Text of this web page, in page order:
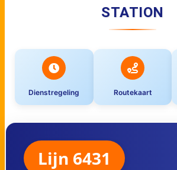
STATION
Dienstregeling Routekaart
Lijn 6431